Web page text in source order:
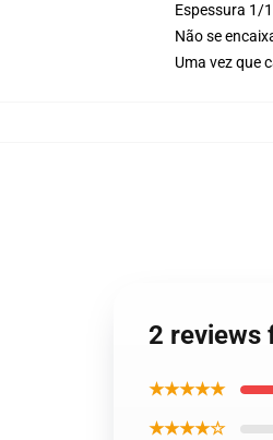
Espessura 1/
Não se
Uma vez que
2 reviews
★★★★★
★★★★☆